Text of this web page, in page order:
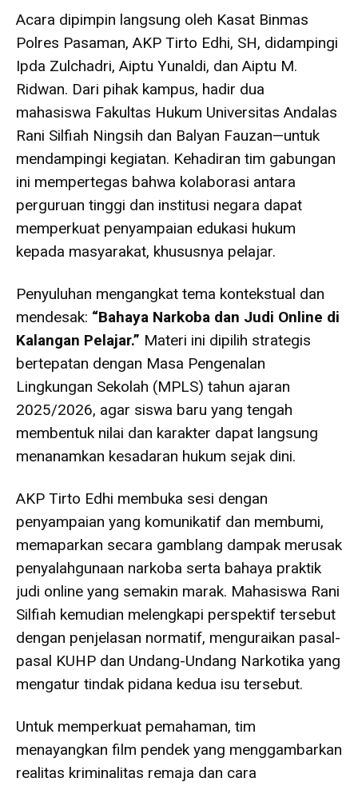
Acara dipimpin langsung oleh Kasat Binmas
Polres Pasaman, AKP Tirto Edhi, SH, didampingi
Ipda Zulchadri, Aiptu Yunaldi, dan Aiptu M.
Ridwan. Dari pihak kampus, hadir dua
mahasiswa Fakultas Hukum Universitas Andalas
Rani Silfiah Ningsih dan Balyan Fauzan—untuk
mendampingi kegiatan. Kehadiran tim gabungan
ini mempertegas bahwa kolaborasi antara
perguruan tinggi dan institusi negara dapat
memperkuat penyampaian edukasi hukum
kepada masyarakat, khususnya pelajar.
Penyuluhan mengangkat tema kontekstual dan
mendesak: “Bahaya Narkoba dan Judi Online di
Kalangan Pelajar.” Materi ini dipilih strategis
bertepatan dengan Masa Pengenalan
Lingkungan Sekolah (MPLS) tahun ajaran
2025/2026, agar siswa baru yang tengah
membentuk nilai dan karakter dapat langsung
menanamkan kesadaran hukum sejak dini.
AKP Tirto Edhi membuka sesi dengan
penyampaian yang komunikatif dan membumi,
memaparkan secara gamblang dampak merusak
penyalahgunaan narkoba serta bahaya praktik
judi online yang semakin marak. Mahasiswa Rani
Silfiah kemudian melengkapi perspektif tersebut
dengan penjelasan normatif, menguraikan pasal-
pasal KUHP dan Undang-Undang Narkotika yang
mengatur tindak pidana kedua isu tersebut.
Untuk memperkuat pemahaman, tim
menayangkan film pendek yang menggambarkan
realitas kriminalitas remaja dan cara